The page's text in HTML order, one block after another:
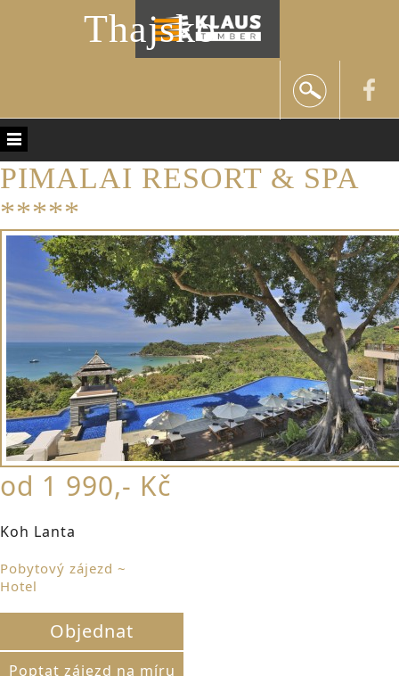
Thajsko
PIMALAI RESORT & SPA
*****
od 1 990,- Kč
Koh Lanta
Pobytový zájezd ~
Hotel
Objednat
Poptat zájezd na míru